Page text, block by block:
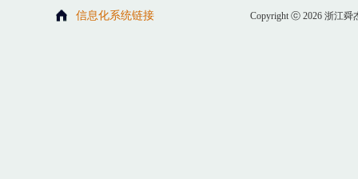
信息化系统链接 Copyright ⓒ 2026 浙江